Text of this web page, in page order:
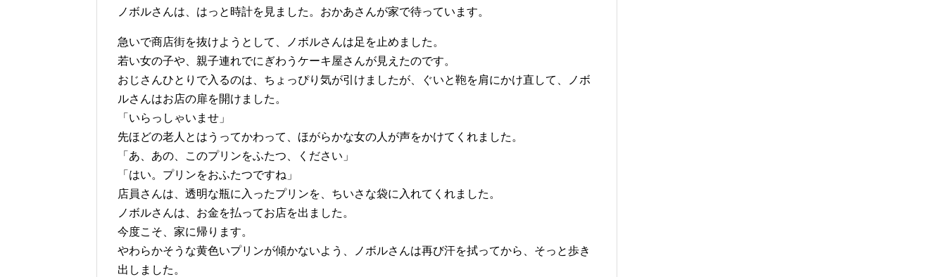
ノボルさんは、はっと時計を見ました。おかあさんが家で待っています。
急いで商店街を抜けようとして、ノボルさんは足を止めました。
若い女の子や、親子連れでにぎわうケーキ屋さんが見えたのです。
おじさんひとりで入るのは、ちょっぴり気が引けましたが、ぐいと鞄を肩にかけ直して、ノボ
ルさんはお店の扉を開けました。
「いらっしゃいませ」
先ほどの老人とはうってかわって、ほがらかな女の人が声をかけてくれました。
「あ、あの、このプリンをふたつ、ください」
「はい。プリンをおふたつですね」
店員さんは、透明な瓶に入ったプリンを、ちいさな袋に入れてくれました。
ノボルさんは、お金を払ってお店を出ました。
今度こそ、家に帰ります。
やわらかそうな黄色いプリンが傾かないよう、ノボルさんは再び汗を拭ってから、そっと歩き
出しました。